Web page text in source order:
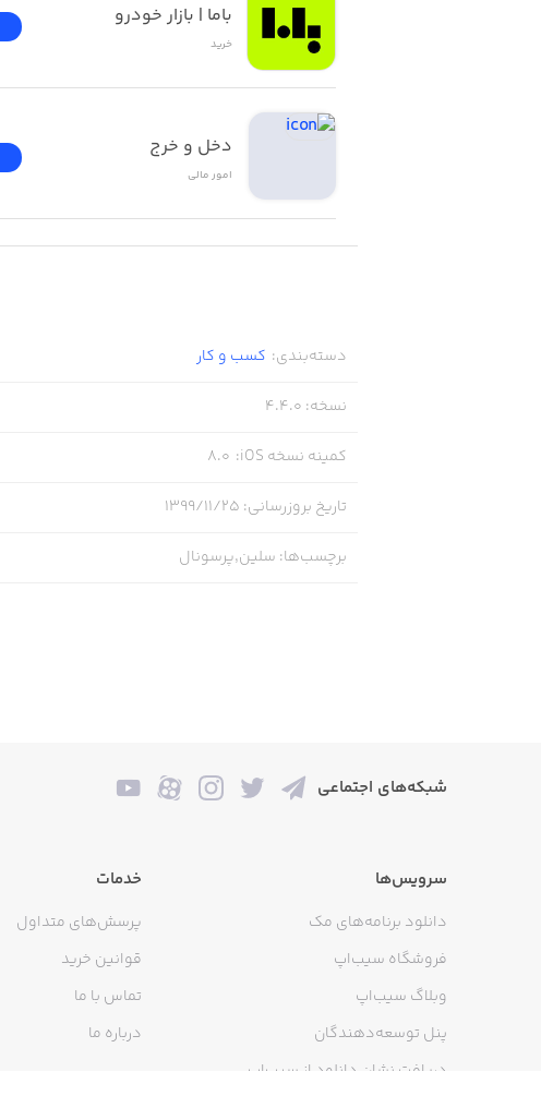
باما | بازار خودرو
خرید
دخل و خرج
امور ‌مالی
دسته‌بندی: کسب‌ و ‌کار
نسخه:
4.4.0
کمینه نسخه iOS :
8.0
تاریخ بروزرسانی: ۱۳۹۹/۱۱/۲۵
برچسب‌ها: سلین,پرسونال
شبکه‌های اجتماعی
سرویس‌ها
دانلود برنامه‌های مک
فروشگاه سیب‌اپ
وبلاگ سیب‌اپ
پنل توسعه‌دهندگان
دریافت نشان دانلود از سیب‌اپ
خدمات
پرسش‌های متداول
قوانین خرید
تماس با ما
درباره ما